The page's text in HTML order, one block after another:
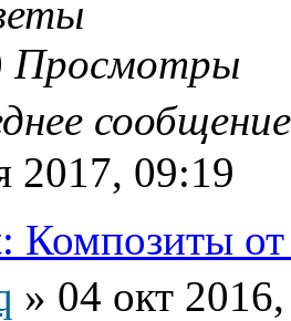
Просмотры
2017, 09:19
Композиты
» 04 окт